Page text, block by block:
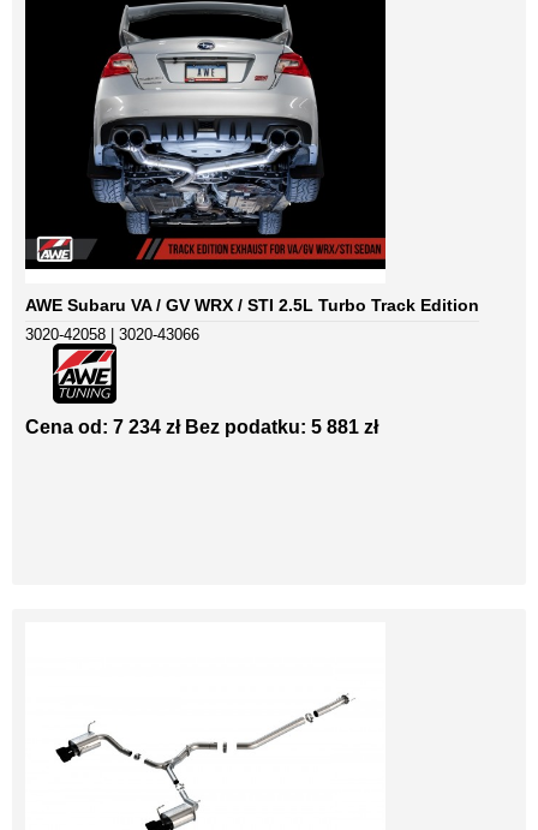
AWE Subaru VA / GV WRX / STI 2.5L Turbo Track Edition
3020-42058 | 3020-43066
Cena od: 7 234 zł Bez podatku: 5 881 zł